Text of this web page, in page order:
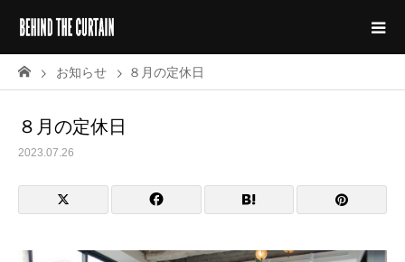
お知らせ ８月の定休日
８月の定休日
2023.07.26